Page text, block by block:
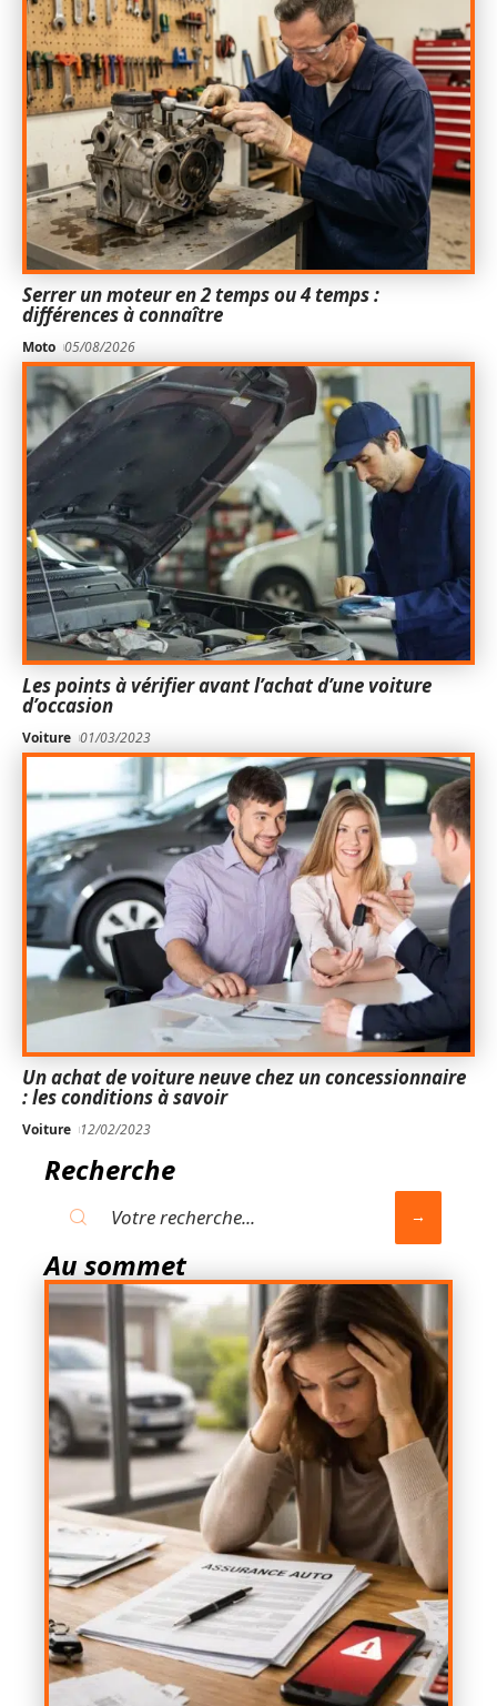
Serrer un moteur en 2 temps ou 4 temps :
différences à connaître
Moto 05/08/2026
Les points à vérifier avant l’achat d’une voiture
d’occasion
Voiture 01/03/2023
Un achat de voiture neuve chez un concessionnaire
: les conditions à savoir
Voiture 12/02/2023
Recherche
Au sommet